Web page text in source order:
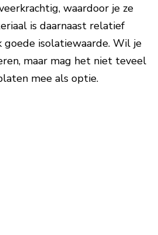
waardoor je ze
is daarnaast relatief
isolatiewaarde. Wil je
maar mag het niet teveel
mee als optie.